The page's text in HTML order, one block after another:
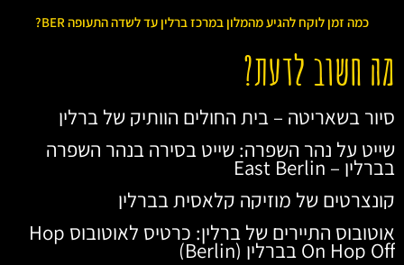
כמה זמן לוקח להגיע מהמלון במרכז ברלין עד לשדה התעופה BER?
מה חשוב לדעת?
סיור בשאריטה – בית החולים הוותיק של ברלין
שייט על נהר השפרה: שייט בסירה בנהר השפרה
בברלין – East Berlin
קונצרטים של מוזיקה קלאסית בברלין
אוטובוס התיירים של ברלין: כרטיס לאוטובוס Hop
On Hop Off בברלין (Berlin)